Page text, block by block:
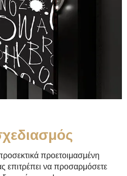
προετοιμασμένη
επιτρέπει να προσαρμόσετε